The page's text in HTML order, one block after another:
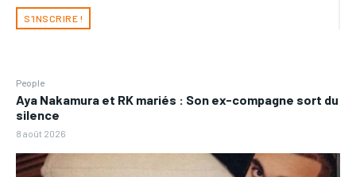
S'INSCRIRE !
People
Aya Nakamura et RK mariés : Son ex-compagne sort du
silence
8 août 2026